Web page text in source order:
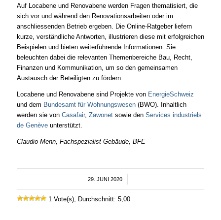
Auf Locabene und Renovabene werden Fragen thematisiert, die
sich vor und während den Renovationsarbeiten oder im
anschliessenden Betrieb ergeben. Die Online-Ratgeber liefern
kurze, verständliche Antworten, illustrieren diese mit erfolgreichen
Beispielen und bieten weiterführende Informationen. Sie
beleuchten dabei die relevanten Themenbereiche Bau, Recht,
Finanzen und Kommunikation, um so den gemeinsamen
Austausch der Beteiligten zu fördern.
Locabene und Renovabene sind Projekte von EnergieSchweiz
und dem Bundesamt für Wohnungswesen(BWO). Inhaltlich
werden sie von Casafair, Zawonetsowie den Services industriels
de Genèveunterstützt.
Claudio Menn, Fachspezialist Gebäude, BFE
29. JUNI 2020
/
1 Vote(s), Durchschnitt: 5,00